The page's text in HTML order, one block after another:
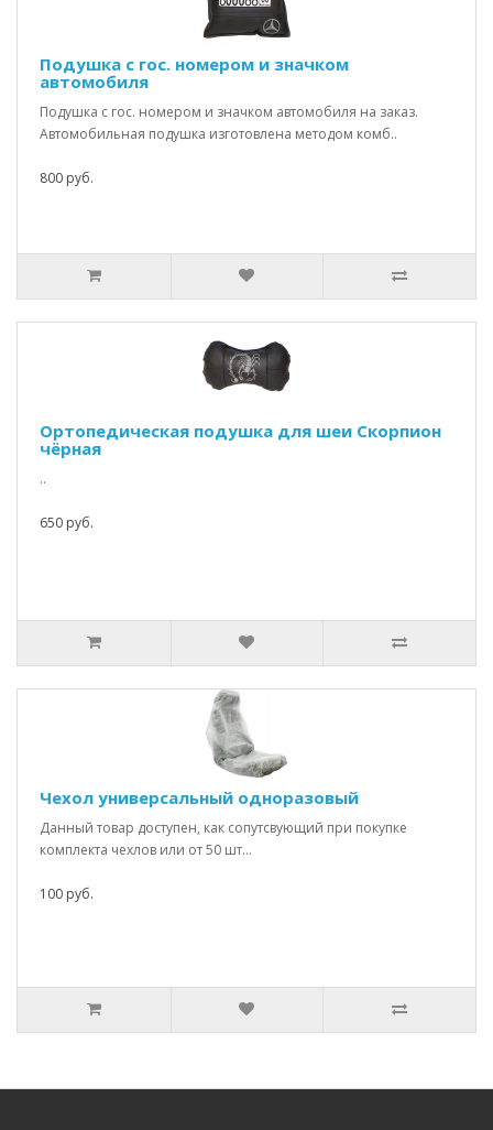
Подушка с гос. номером и значком
автомобиля
Подушка с гос. номером и значком автомобиля на заказ.
Автомобильная подушка изготовлена методом комб..
800 руб.
Ортопедическая подушка для шеи Скорпион
чёрная
..
650 руб.
Чехол универсальный одноразовый
Данный товар доступен, как сопутсвующий при покупке
комплекта чехлов или от 50 шт...
100 руб.